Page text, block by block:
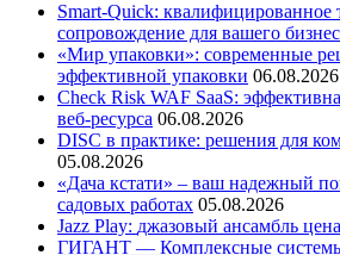
Smart-Quick: квалифицированное
сопровождение для вашего
«Мир упаковки»: современные
эффективной упаковки 06.08.2026
Check Risk WAF SaaS:
веб-ресурса 06.08.2026
DISC в практике: решения для
05.08.2026
«Дача кстати» – ваш надежный
садовых работах 05.08.2026
Jazz Play: джазовый ансамбль цена
ГИГАНТ — Комплексные